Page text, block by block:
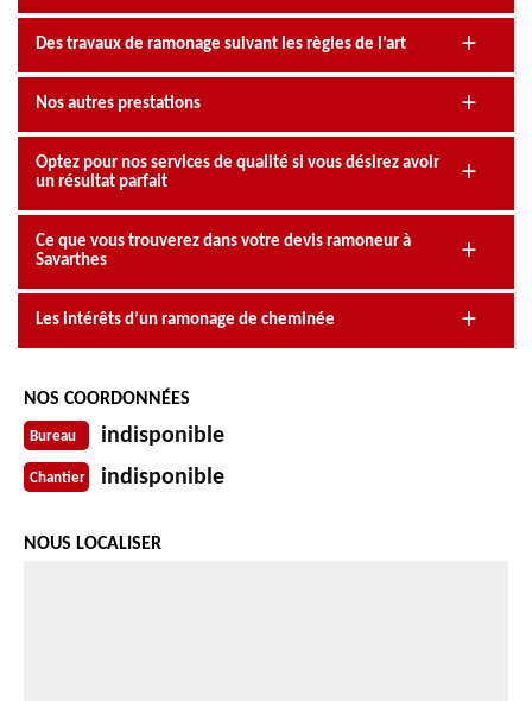
Des travaux de ramonage suivant les règles de l’art
Nos autres prestations
Optez pour nos services de qualité si vous désirez avoir
un résultat parfait
Ce que vous trouverez dans votre devis ramoneur à
Savarthes
Les intérêts d’un ramonage de cheminée
NOS COORDONNÉES
Bureau indisponible
Chantier indisponible
NOUS LOCALISER